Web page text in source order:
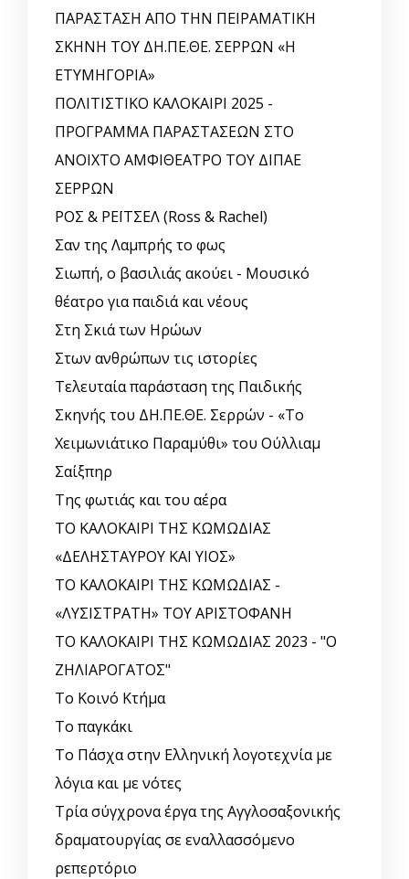
ΠΑΡΑΣΤΑΣΗ ΑΠΟ ΤΗΝ ΠΕΙΡΑΜΑΤΙΚΗ
ΣΚΗΝΗ ΤΟΥ ΔΗ.ΠΕ.ΘΕ. ΣΕΡΡΩΝ «Η
ΕΤΥΜΗΓΟΡΙΑ»
ΠΟΛΙΤΙΣΤΙΚΟ ΚΑΛΟΚΑΙΡΙ 2025 -
ΠΡΟΓΡΑΜΜΑ ΠΑΡΑΣΤΑΣΕΩΝ ΣΤΟ
ΑΝΟΙΧΤΟ ΑΜΦΙΘΕΑΤΡΟ ΤΟΥ ΔΙΠΑΕ
ΣΕΡΡΩΝ
ΡΟΣ & ΡΕΪΤΣΕΛ (Ross & Rachel)
Σαν της Λαμπρής το φως
Σιωπή, ο βασιλιάς ακούει - Μουσικό
θέατρο για παιδιά και νέους
Στη Σκιά των Ηρώων
Στων ανθρώπων τις ιστορίες
Τελευταία παράσταση της Παιδικής
Σκηνής του ΔΗ.ΠΕ.ΘΕ. Σερρών - «Το
Χειμωνιάτικο Παραμύθι» του Ούλλιαμ
Σαίξπηρ
Της φωτιάς και του αέρα
ΤΟ ΚΑΛΟΚΑΙΡΙ ΤΗΣ ΚΩΜΩΔΙΑΣ
«ΔΕΛΗΣΤΑΥΡΟΥ ΚΑΙ ΥΙΟΣ»
ΤΟ ΚΑΛΟΚΑΙΡΙ ΤΗΣ ΚΩΜΩΔΙΑΣ -
«ΛΥΣΙΣΤΡΑΤΗ» ΤΟΥ ΑΡΙΣΤΟΦΑΝΗ
ΤΟ ΚΑΛΟΚΑΙΡΙ ΤΗΣ ΚΩΜΩΔΙΑΣ 2023 - "Ο
ΖΗΛΙΑΡΟΓΑΤΟΣ"
Το Κοινό Κτήμα
Το παγκάκι
Το Πάσχα στην Ελληνική λογοτεχνία με
λόγια και με νότες
Τρία σύγχρονα έργα της Αγγλοσαξονικής
δραματουργίας σε εναλλασσόμενο
ρεπερτόριο